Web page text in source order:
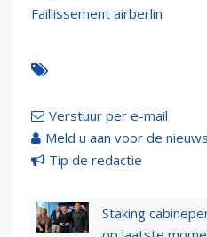
Faillissement airberlin
Verstuur per e-mail
Meld u aan voor de
Tip de redactie
Staking